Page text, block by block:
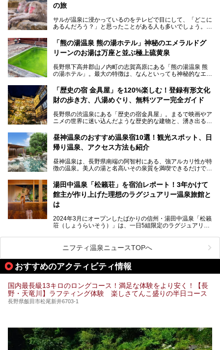
の旅
サルが温泉に浸かっているのをテレビで目にして、「どこに
あるんだろう？」と思ったことがある人も多いでしょう。
この微笑ましい光景は、長野県にある「地獄谷野猿公苑」で
見られるもので、野生のサルが雪景色の中で温泉に浸かる姿
を間近で観察できます。
本記事では、地獄谷野猿公苑の魅力や見どころ、サルと温泉
との関係性、地獄谷周辺の観光スポットについて紹介しま
ので、野生のサルを観察する貴重な自然体験と温泉をあわせ
て楽しみたい人は、ぜひ参考にしてください。
「熊の湯温泉 熊の湯ホテル」神秘のエメラルドグ
リーンのお湯は万座と並ぶ極上硫黄泉
長野県下高井郡山ノ内町の志賀高原にある「熊の湯温泉 熊
の湯ホテル」。最大の特徴は、なんといっても神秘的なエメ
リピートするファンも多い温泉です。冬はスキーと一緒に楽
しみたい極上の温泉を紹介します。
「歴史の宿 金具屋」を120%楽しむ！登録有形文化
財の歩き方、八湯めぐり、無料ツアー完全ガイド
長野県の渋温泉にある「歴史の宿金具屋」。まるで映画やア
ニメの世界に迷い込んだような歴史的な建物と、湧き出る温
を隅々まで楽しみたいですよね。この記事では、金具屋での
滞在を最高の思い出にするための「楽しみ方」を徹底的にご
紹介します！
昼神温泉のおすすめ温泉宿10選！観光スポット、日
帰り温泉、アクセス方法も紹介
昼神温泉は、長野県南端の阿智村にある、強アルカリ性が特
徴の温泉。美人の湯と名高いその泉質を満喫できるだけでな
昼神温泉では、朝市などの観光スポットや、信州名物のおや
きを楽しめるグルメスポットなど、観光を楽しむにはぴった
りの場所が豊富にあります。
この記事では、昼神温泉での滞在を充実させる宿泊施設や日
帰り温泉、見どころ満載の観光・グルメスポットに加え、ア
クセス方法も順に紹介します。
湯田中温泉「松籟荘」を宿泊レポート！3年かけて
館主が作り上げた理想のラグジュアリー温泉旅館と
は
2024年3月にオープンしたばかりの信州・湯田中温泉「松籟
荘（しょうらいそう）」は、一日5組限定のラグジュアリー
ライベートに楽しめる非日常感が味わえます。また宿泊者は
道向かいの「よろづや」の大浴場「桃山風呂」や共同浴場の
「湯田中大湯」も利用ができます。
極上のお湯に浸り上質なお料理に舌鼓、特別な日に泊まりた
い湯田中温泉「松籟荘」を、実際に宿泊した目線で紹介しま
ニフティ温泉ニュースTOPへ
おすすめのアクティビティ情報
国内最長級13キロのロングコース！満足な体験をより安く！【長
野・天竜川】ラフティング体験 楽しさてんこ盛りの半日コース
長野県飯田市松尾新井6703-1